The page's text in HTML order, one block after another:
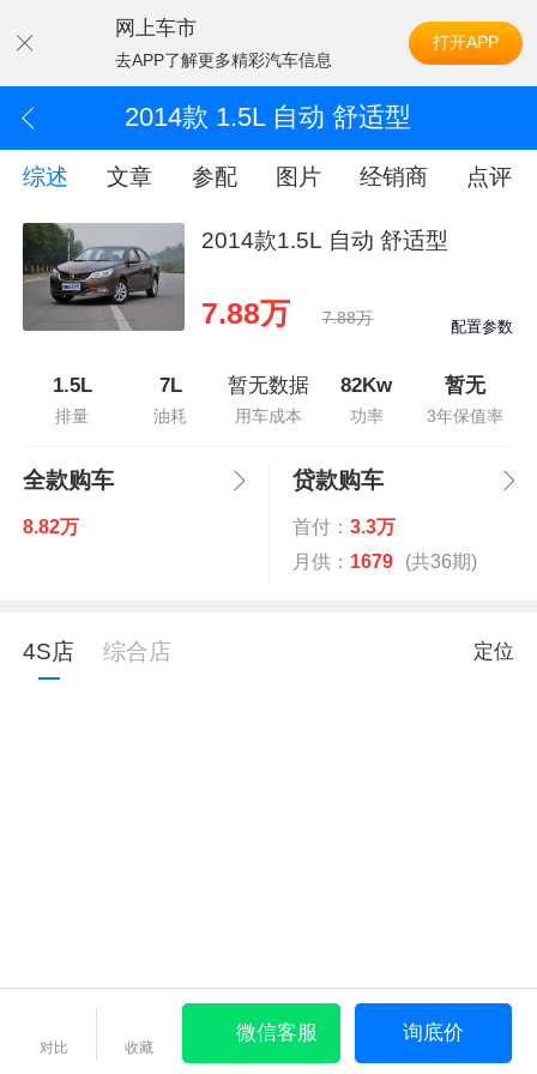
网上车市
去APP了解更多精彩汽车信息
打开APP
2014款 1.5L 自动 舒适型
综述 文章 参配 图片 经销商 点评
2014款1.5L 自动 舒适型
7.88万 7.88万 配置参数
1.5L
排量
7L
油耗
暂无数据
用车成本
82Kw
功率
暂无
3年保值率
全款购车
8.82万
贷款购车
首付： 3.3万
月供： 1679 (共36期)
4S店 综合店 定位
对比 收藏
微信客服 询底价